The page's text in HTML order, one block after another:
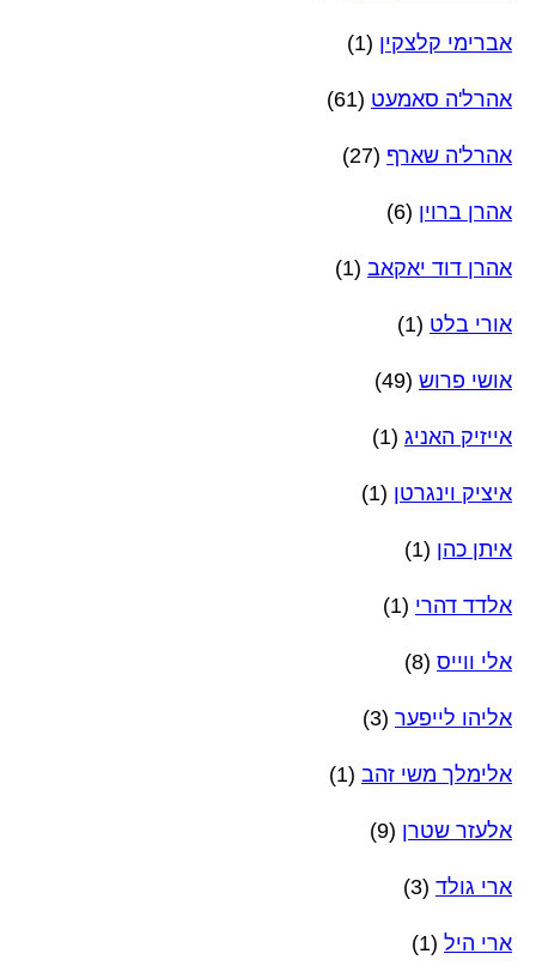
אברימי קלצקין (1)
אהרל'ה סאמעט (61)
אהרל'ה שארף (27)
אהרן ברוין (6)
אהרן דוד יאקאב (1)
אורי בלט (1)
אושי פרוש (49)
אייזיק האניג (1)
איציק וינגרטן (1)
איתן כהן (1)
אלדד דהרי (1)
אלי ווייס (8)
אליהו לייפער (3)
אלימלך משי זהב (1)
אלעזר שטרן (9)
ארי גולד (3)
ארי היל (1)